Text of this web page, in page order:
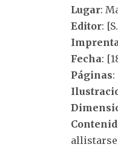
Lugar:
Editor:
Fecha:
Páginas:
allistarse